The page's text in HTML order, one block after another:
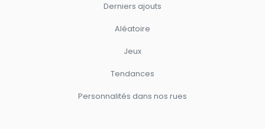
Derniers ajouts
Aléatoire
Jeux
Tendances
Personnalités dans nos rues